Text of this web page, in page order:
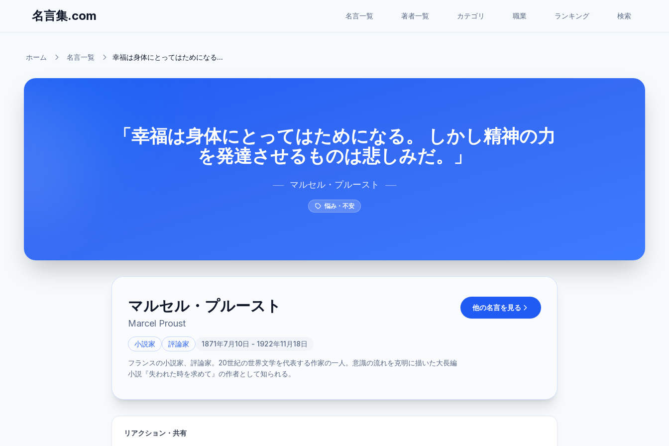
名言集.com 名言一覧 著者一覧 カテゴリ 職業 ランキング 検索
ホーム 名言一覧 幸福は身体にとってはためになる...
「幸福は身体にとってはためになる。 しかし精神の力
を発達させるものは悲しみだ。」
── マルセル・プルースト ──
悩み・不安
マルセル・プルースト
Marcel Proust
小説家 評論家 1871年7月10日 - 1922年11月18日
フランスの小説家、評論家。20世紀の世界文学を代表する作家の一人。意識の流れを克明に描いた大長編
小説『失われた時を求めて』の作者として知られる。
他の名言を見る
リアクション・共有